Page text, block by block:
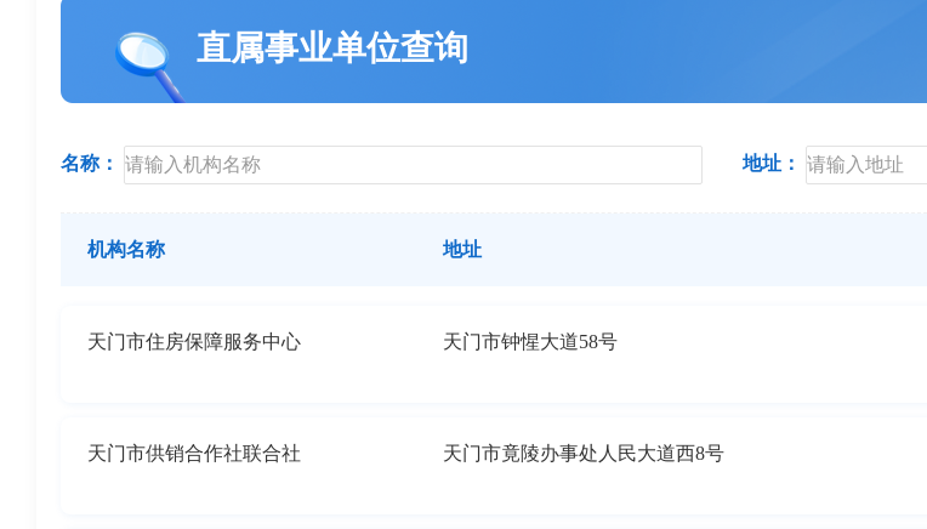
直属事业单位查询
名称： 地址：
机构名称 地址
天门市住房保障服务中心 天门市钟惺大道58号
天门市供销合作社联合社 天门市竟陵办事处人民大道西8号